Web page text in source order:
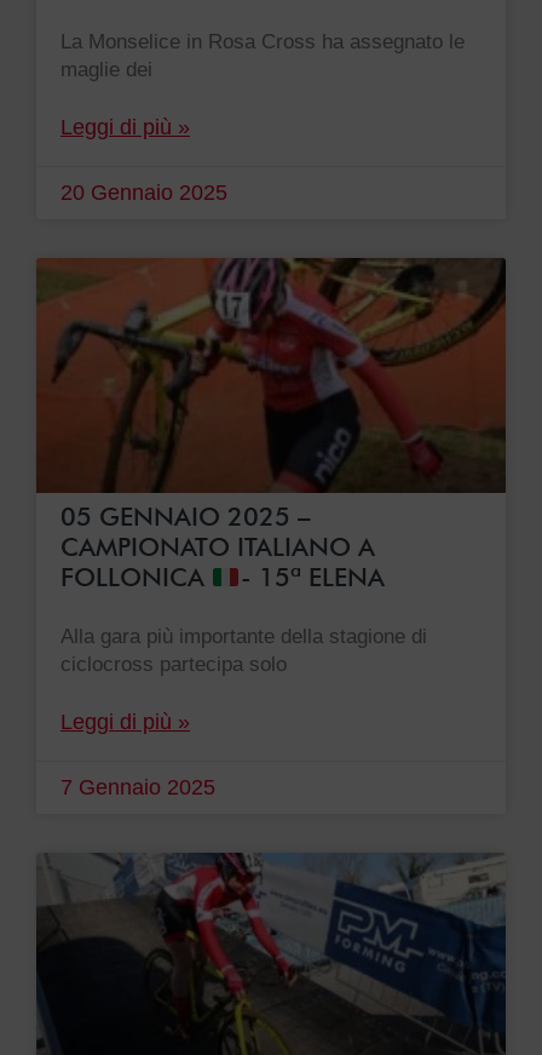
La Monselice in Rosa Cross ha assegnato le
maglie dei
Leggi di più »
20 Gennaio 2025
05 GENNAIO 2025 –
CAMPIONATO ITALIANO A
FOLLONICA
- 15ª ELENA
Alla gara più importante della stagione di
ciclocross partecipa solo
Leggi di più »
7 Gennaio 2025